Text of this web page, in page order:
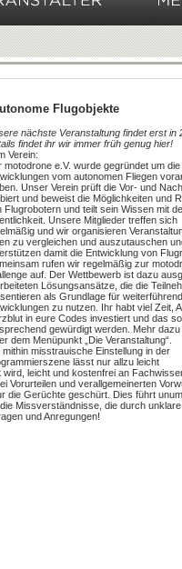
Flugobjekte
nächste Veranstaltung findet erst in
findet ihr wir immer früh genug hier!
Verein:
motodrone e.V. wurde gegründet um die
vom autonomen Fliegen
Unser Verein prüft die Vor- und
und beweist die Möglichkeiten und
Flugrobotern und teilt sein Wissen mit
Unsere Mitglieder treffen sich
und wir organisieren
zu vergleichen und auszutauschen
damit die Entwicklung von
rufen wir regelmäßig zur
auf. Der Wettbewerb ist dazu
Lösungsansätze, die die
als Grundlage für
zu nutzen. Ihr habt viel Zeit,
in eure Codes investiert und das
gewürdigt werden. Mehr dazu
dem Menüpunkt „Die Veranstaltung“.
mithin misstrauische Einstellung in der
lässt nur allzu leicht
leicht und kostenfrei an
Vorurteilen und verallgemeinerten
die Gerüchte geschürt. Dies führt
Missverständnisse, die durch unklare
und Anregungen!